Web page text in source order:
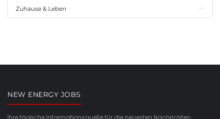
Zuhause & Leben
NEW ENERGY JOBS
Ihre tägliche Informationsquelle für die neuesten Nachrichten,